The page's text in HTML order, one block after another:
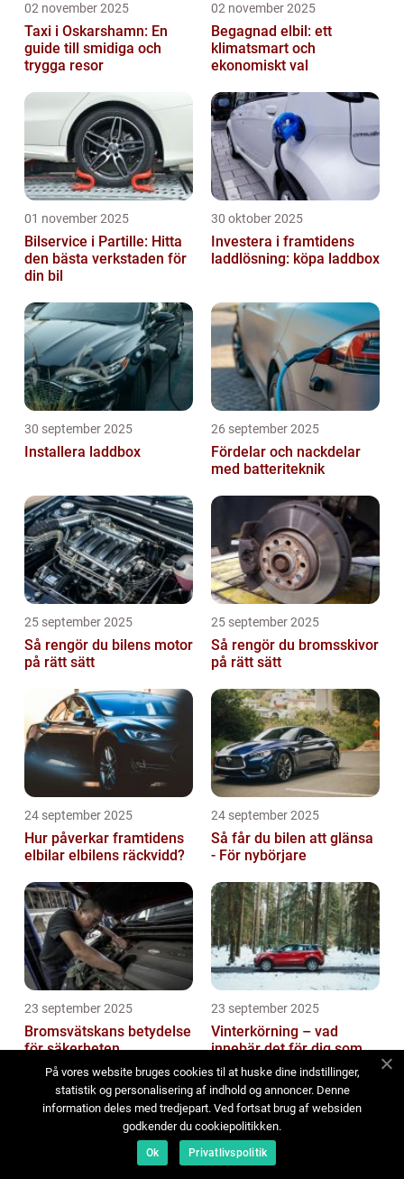
02 november 2025
Taxi i Oskarshamn: En
guide till smidiga och
trygga resor
02 november 2025
Begagnad elbil: ett
klimatsmart och
ekonomiskt val
01 november 2025
Bilservice i Partille: Hitta
den bästa verkstaden för
din bil
30 oktober 2025
Investera i framtidens
laddlösning: köpa laddbox
30 september 2025
Installera laddbox
26 september 2025
Fördelar och nackdelar
med batteriteknik
25 september 2025
Så rengör du bilens motor
på rätt sätt
25 september 2025
Så rengör du bromsskivor
på rätt sätt
24 september 2025
Hur påverkar framtidens
elbilar elbilens räckvidd?
24 september 2025
Så får du bilen att glänsa
- För nybörjare
23 september 2025
Bromsvätskans betydelse
för säkerheten
23 september 2025
Vinterkörning – vad
innebär det för dig som
bilägare?
På vores website bruges cookies til at huske dine indstillinger,
statistik og personalisering af indhold og annoncer. Denne
information deles med tredjepart. Ved fortsat brug af websiden
godkender du cookiepolitikken.
Ok Privatlivspolitik